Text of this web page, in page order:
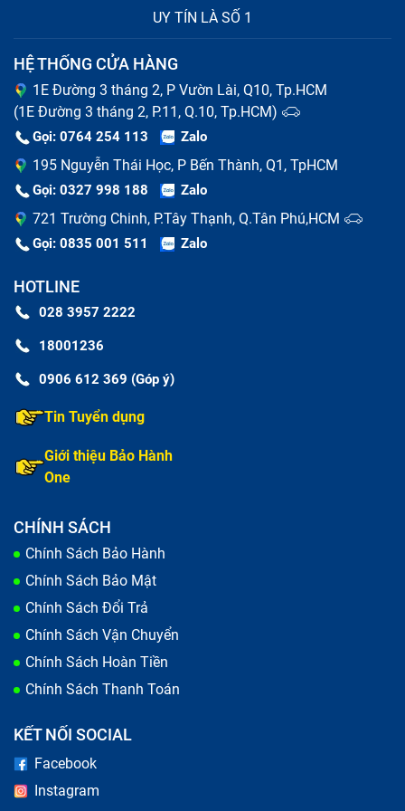
Sửa chữa chữa điện thoại mất tín hiệu bao gồm những
gì?
Thay pin chữa điện thoại mất tín hiệu
Pin điện thoại là linh kiện có tuổi thọ ngắn nhất so với
các bộ phận của máy. Khi pin của bạn có dấu hiệu
phồng rộp, chai lỳ, thời gian sử dụng ngắn thì báo hiệu
đã tới lúc thay pin cho chiếc chữa điện thoại mất tín
Thay màn hình chữa điện thoại mất tín hiệu
Trong quá trình sử dụng, điện thoại của bạn xuất hiện
những vết xước, hay màn hình bị vỡ do va đập mạnh
năng hiển thị và gây ảnh hưởng tới công việc, học tập
cũng như nhu cầu giải trí của bạn. Đây là những dấu
UY TÍN LÀ SỐ 1
HỆ THỐNG CỬA HÀNG
1E Đường 3 tháng 2, P Vườn Lài, Q10, Tp.HCM
(1E Đường 3 tháng 2, P.11, Q.10, Tp.HCM)
Gọi: 0764 254 113 Zalo
195 Nguyễn Thái Học, P Bến Thành, Q1, TpHCM
Gọi: 0327 998 188 Zalo
721 Trường Chinh, P.Tây Thạnh, Q.Tân Phú,HCM
Gọi: 0835 001 511 Zalo
HOTLINE
028 3957 2222
18001236
0906 612 369 (Góp ý)
Tin Tuyển dụng
Giới thiệu Bảo Hành
One
CHÍNH SÁCH
Chính Sách Bảo Hành
Chính Sách Bảo Mật
Chính Sách Đổi Trả
Chính Sách Vận Chuyển
Chính Sách Hoàn Tiền
Chính Sách Thanh Toán
KẾT NỐI SOCIAL
Facebook
Instagram